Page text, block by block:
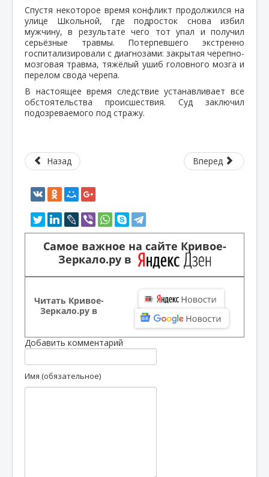
Спустя некоторое время конфликт продолжился на
улице Школьной, где подросток снова избил
мужчину, в результате чего тот упал и получил
серьёзные травмы. Потерпевшего экстренно
госпитализировали с диагнозами: закрытая черепно-
мозговая травма, тяжёлый ушиб головного мозга и
перелом свода черепа.
В настоящее время следствие устанавливает все
обстоятельства происшествия. Суд заключил
подозреваемого под стражу.
Назад Вперед
Самое важное на сайте Кривое-
Зеркало.ру в
Читать Кривое-
Зеркало.ру в
Добавить комментарий
Имя (обязательное)